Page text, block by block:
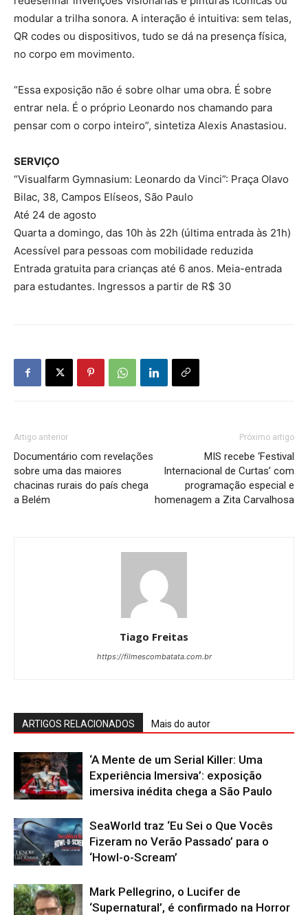
modular a trilha sonora. A interação é intuitiva: sem telas,
QR codes ou dispositivos, tudo se dá na presença física,
no corpo em movimento.
“Essa exposição não é sobre olhar uma obra. É sobre
entrar nela. É o próprio Leonardo nos chamando para
pensar com o corpo inteiro”, sintetiza Alexis Anastasiou.
SERVIÇO
“Visualfarm Gymnasium: Leonardo da Vinci”: Praça Olavo
Bilac, 38, Campos Elíseos, São Paulo
Até 24 de agosto
Quarta a domingo, das 10h às 22h (última entrada às 21h)
Acessível para pessoas com mobilidade reduzida
Entrada gratuita para crianças até 6 anos. Meia-entrada
para estudantes. Ingressos a partir de R$ 30
Artigo anterior
Documentário com revelações
sobre uma das maiores
chacinas rurais do país chega
a Belém
Próximo artigo
MIS recebe ‘Festival
Internacional de Curtas’ com
programação especial e
homenagem a Zita Carvalhosa
Tiago Freitas
https://filmescombatata.com.br
ARTIGOS RELACIONADOS Mais do autor
‘A Mente de um Serial Killer: Uma
Experiência Imersiva’: exposição
imersiva inédita chega a São Paulo
SeaWorld traz ‘Eu Sei o Que Vocês
Fizeram no Verão Passado’ para o
‘Howl-o-Scream’
Mark Pellegrino, o Lucifer de
‘Supernatural’, é confirmado na Horror